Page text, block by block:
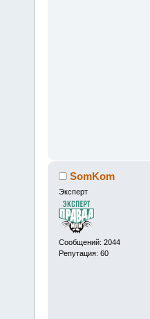
SomKom
Эксперт
Сообщений: 2044
Репутация: 60